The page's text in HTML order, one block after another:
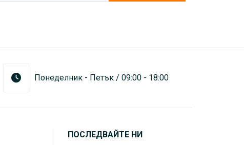
Понеделник - Петък / 09:00 - 18:00
ПОСЛЕДВАЙТЕ НИ